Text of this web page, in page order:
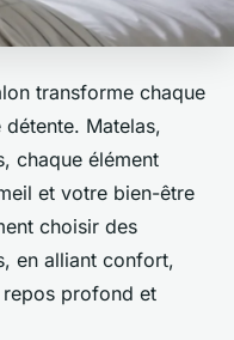
transforme chaque
Matelas,
chaque élément
et votre bien-être
choisir des
en alliant confort,
profond et